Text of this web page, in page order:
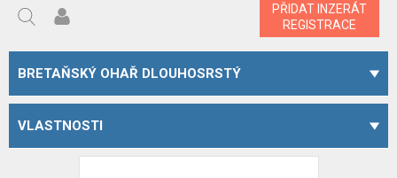
PŘIDAT INZERÁT
REGISTRACE
BRETAŇSKÝ OHAŘ DLOUHOSRSTÝ
VLASTNOSTI